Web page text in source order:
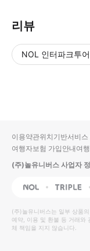
리뷰
NOL 인터파크투어
입니
다.
높
은
순
동
영
상
순
상
이용약관위치기반서비
여행자보험 가입안내여
(주)놀유니버스 사업자
NOL Triple
(주)놀유니버스는 일부 상품
예약, 이용 및 환불 등 거래와
체 책임을 지지 않습니다.